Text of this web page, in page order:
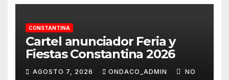
CONSTANTINA
Cartel anunciador Feria y
Fiestas Constantina 2026
AGOSTO 7, 2026 ONDACO_ADMIN NO